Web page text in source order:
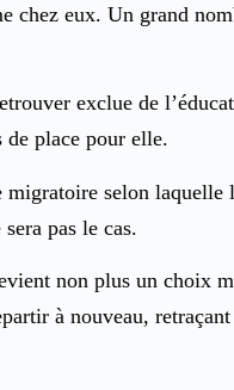
chez eux. Un grand
exclue de
de place pour elle.
selon laquelle
pas le cas.
non plus un choix
à nouveau,